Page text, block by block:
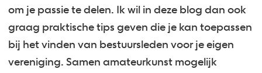
om je passie te delen. Ik wil in deze blog dan ook
graag praktische tips geven die je kan toepassen
bij het vinden van bestuursleden voor je eigen
vereniging. Samen amateurkunst mogelijk